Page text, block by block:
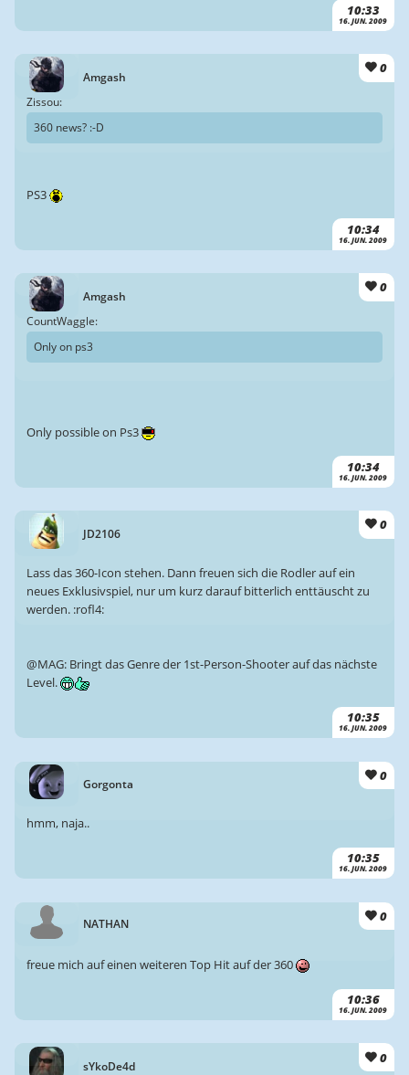
10:33
16. JUN. 2009
Amgash
0
10:34
16. JUN. 2009
Zissou:
360 news? :-D
PS3
Amgash
0
10:34
16. JUN. 2009
CountWaggle:
Only on ps3
Only possible on Ps3
JD2106
0
10:35
16. JUN. 2009
Lass das 360-Icon stehen. Dann freuen sich die Rodler auf ein
neues Exklusivspiel, nur um kurz darauf bitterlich enttäuscht zu
werden. :rofl4:
@MAG: Bringt das Genre der 1st-Person-Shooter auf das nächste
Level.
Gorgonta
0
10:35
16. JUN. 2009
hmm, naja..
NATHAN 0
10:36
16. JUN. 2009
freue mich auf einen weiteren Top Hit auf der 360
sYkoDe4d
0